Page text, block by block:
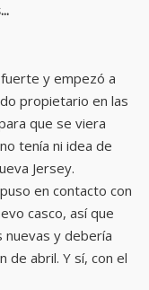
y empezó a
propietario en las
que se viera
tenía ni idea de
Jersey.
en contacto con
casco, así que
nuevas y debería
de abril. Y sí, con el